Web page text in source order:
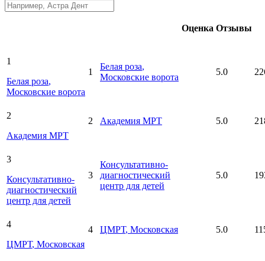
Оценка Отзывы
1
Белая роза,
Московские ворота
1
Белая роза,
Московские ворота
5.0
2
Академия МРТ
2 Академия МРТ 5.0
3
Консультативно-
диагностический
центр для детей
3
Консультативно-
диагностический
центр для детей
5.0
4
ЦМРТ, Московская
4 ЦМРТ, Московская 5.0